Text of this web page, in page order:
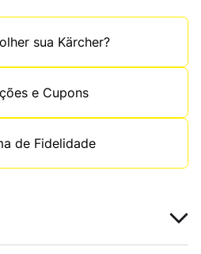
sua Kärcher?
e Cupons
de Fidelidade